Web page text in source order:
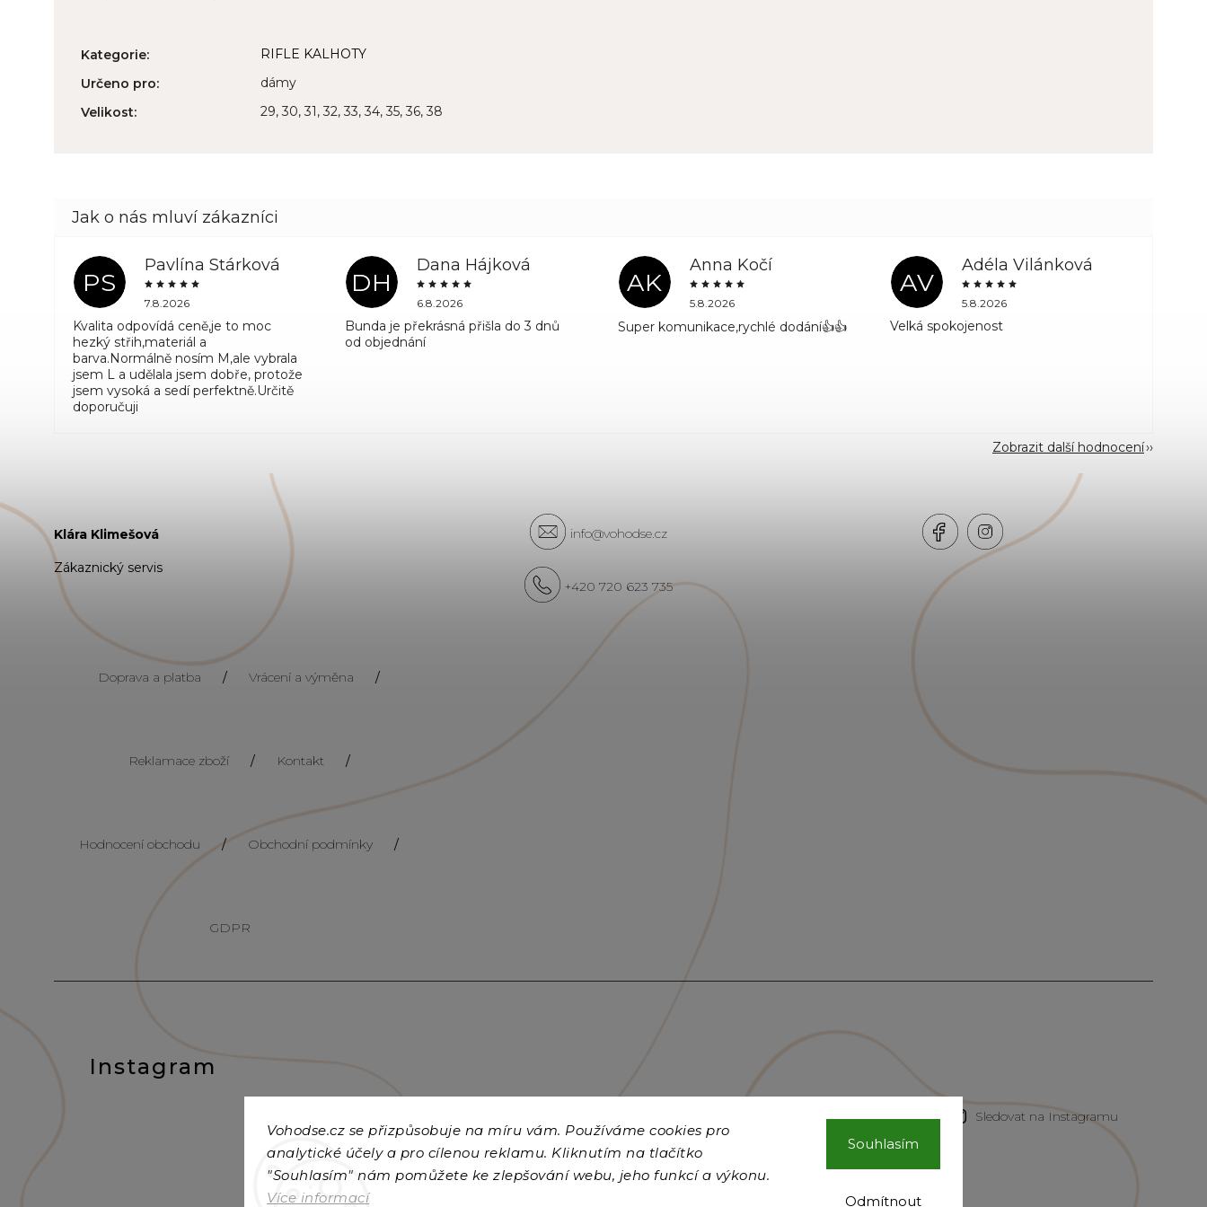
Vohodse.cz se přizpůsobuje na míru vám. Používáme cookies pro
analytické účely a pro cílenou reklamu. Kliknutím na tlačítko
"Souhlasím" nám pomůžete ke zlepšování webu, jeho funkcí a výkonu.
Více informací
Odmítnout
Souhlasím
Kategorie:
RIFLE KALHOTY
Určeno pro:
dámy
Velikost: 29, 30, 31, 32, 33, 34, 35, 36, 38
PS
Pavlína Stárková
7.8.2026
Kvalita odpovídá ceně,je to moc
hezký střih,materiál a
barva.Normálně nosím M,ale vybrala
jsem L a udělala jsem dobře, protože
jsem vysoká a sedí perfektně.Určitě
doporučuji
DH
Dana Hájková
6.8.2026
Bunda je překrásná přišla do 3 dnů
od objednání
AK
Anna Kočí
5.8.2026
Super komunikace,rychlé dodání👍👍
AV
Adéla Vilánková
5.8.2026
Velká spokojenost
Zobrazit další hodnocení
Instagram
Sledovat na Instagramu
Klára Klimešová
Zákaznický servis
info@vohodse.cz
+420 720 623 735
Doprava a platba / Vrácení a výměna /
Reklamace zboží / Kontakt /
Hodnocení obchodu / Obchodní podmínky /
GDPR
Copyright 2026Vohodse.cz. Všechna práva vyhrazena.